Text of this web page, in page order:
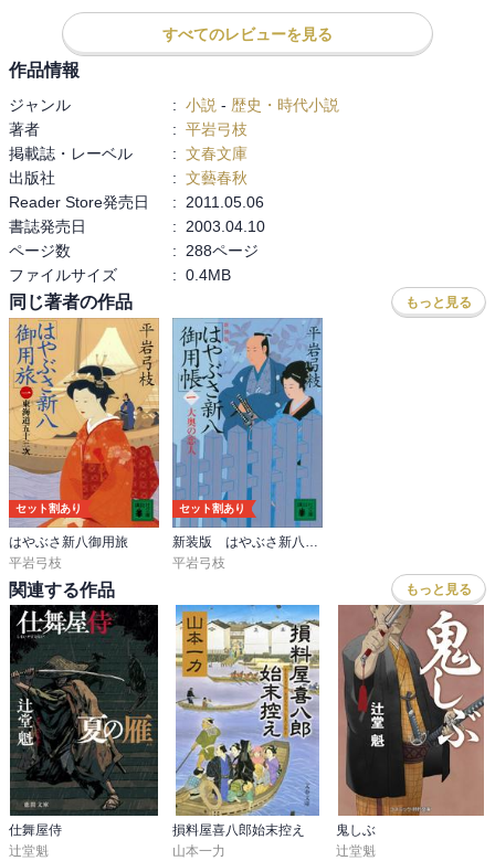
すべてのレビューを見る
作品情報
ジャンル : 小説 - 歴史・時代小説
著者
: 平岩弓枝
掲載誌・レーベル
: 文春文庫
出版社
: 文藝春秋
Reader Store発売日
:
2011.05.06
書誌発売日
:
2003.04.10
ページ数
:
288ページ
ファイルサイズ
: 0.4MB
同じ著者の作品 もっと見る
セット割あり
はやぶさ新八御用旅
平岩弓枝
セット割あり
新装版 はやぶさ新八御用帳
平岩弓枝
関連する作品 もっと見る
仕舞屋侍
辻堂魁
損料屋喜八郎始末控え
山本一力
鬼しぶ
辻堂魁